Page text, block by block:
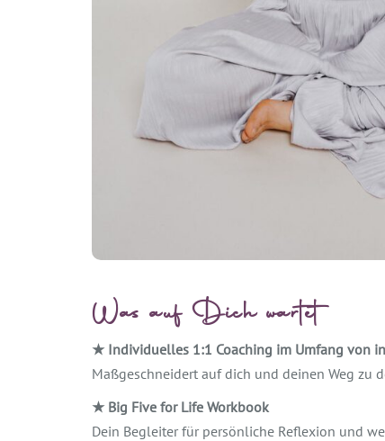
Was auf Dich wartet
★ Individuelles 1:1 Coaching im Umfang von
Maßgeschneidert auf dich und deinen Weg zu
★Big Five for Life Workbook
Dein Begleiter für persönliche Reflexion und